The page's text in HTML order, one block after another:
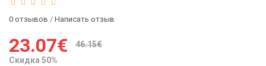
0 отзывов / Написать отзыв
23.07€
46.15€
Скидка 50%